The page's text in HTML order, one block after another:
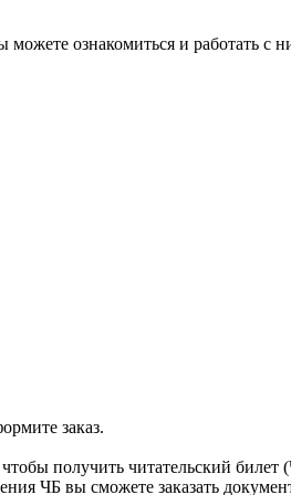
ознакомиться и работать
заказ.
чтобы получить читательский билет
ЧБ вы сможете заказать